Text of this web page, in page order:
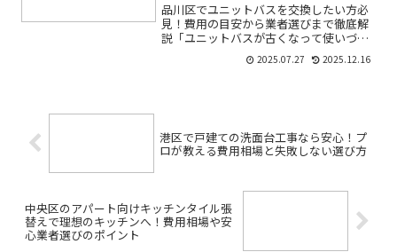
品川区でユニットバスを交換したい方必
見！費用の目安から業者選びまで徹底解
説「ユニットバスが古くなって使いづら
い」「カビや汚れが落ちない」「水漏れ
が心配」――品川区でユニットバスの交換や
2025.07.27 2025.12.16
港区で戸建ての洗面台工事なら安心！プ
ロが教える費用相場と失敗しない選び方
中央区のアパート向けキッチンタイル張
替えで理想のキッチンへ！費用相場や安
心業者選びのポイント